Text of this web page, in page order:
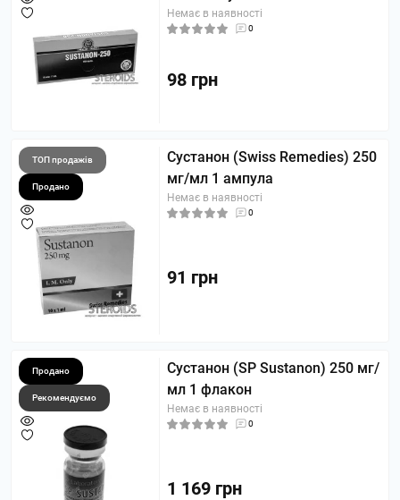
Немає в наявності
0
98 грн
ТОП продажів
Продано
Сустанон (Swiss Remedies) 250
мг/мл 1 ампула
Немає в наявності
0
91 грн
Продано
Рекомендуємо
Сустанон (SP Sustanon) 250 мг/
мл 1 флакон
Немає в наявності
0
1 169 грн